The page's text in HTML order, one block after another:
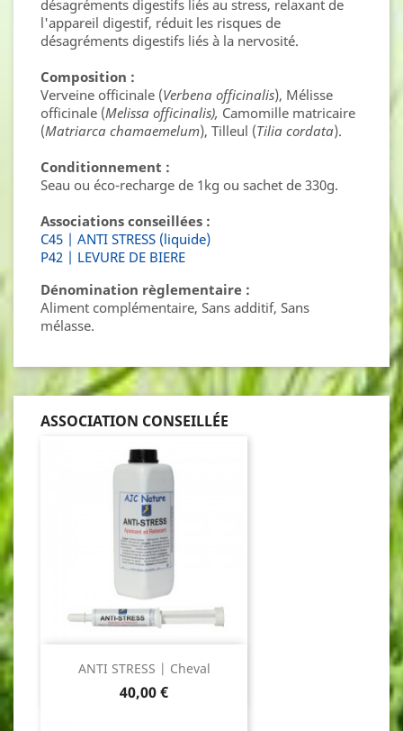
désagréments digestifs liés au stress, relaxant de
l'appareil digestif, réduit les risques de
désagréments digestifs liés à la nervosité.
Composition :
Verveine officinale (Verbena officinalis), Mélisse
officinale (Melissa officinalis), Camomille matricaire
(Matriarca chamaemelum), Tilleul (Tilia cordata).
Conditionnement :
Seau ou éco-recharge de 1kg ou sachet de 330g.
Associations conseillées :
C45 | ANTI STRESS (liquide)
P42 | LEVURE DE BIERE
Dénomination règlementaire :
Aliment complémentaire, Sans additif, Sans
mélasse.
ASSOCIATION CONSEILLÉE
ANTI STRESS | Cheval
Prix
40,00 €